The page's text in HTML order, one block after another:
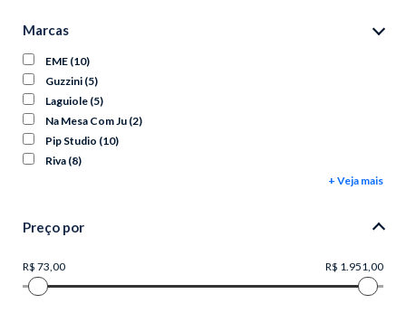
Marcas
EME (10)
Guzzini (5)
Laguiole (5)
Na Mesa Com Ju (2)
Pip Studio (10)
Riva (8)
+ Veja mais
Preço por